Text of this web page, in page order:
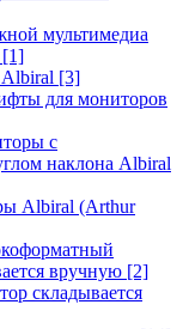
мультимедиа
[1]
[3]
для мониторов
с
наклона Albiral
Albiral (Arthur
вручную [2]
складывается